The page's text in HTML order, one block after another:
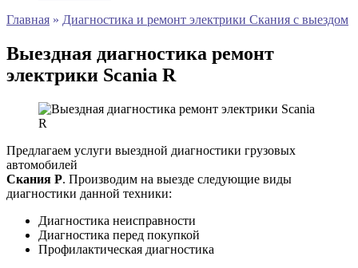
Главная » Диагностика и ремонт электрики Скания с выездом
Выездная диагностика ремонт
электрики Scania R
Предлагаем услуги выездной диагностики грузовых
автомобилей
Скания Р. Производим на выезде следующие виды
диагностики данной техники:
Диагностика неисправности
Диагностика перед покупкой
Профилактическая диагностика